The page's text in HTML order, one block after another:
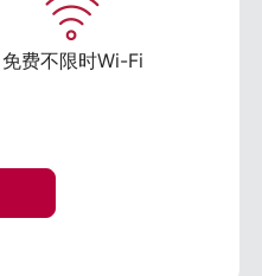
免费不限时Wi-Fi